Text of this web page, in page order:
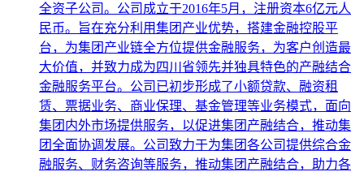
全资子公司。公司成立于2016年5月，注册资本6亿元人
民币。旨在充分利用集团产业优势，搭建金融控股平
台，为集团产业链全方位提供金融服务，为客户创造最
大价值，并致力成为四川省领先并独具特色的产融结合
金融服务平台。公司已初步形成了小额贷款、融资租
赁、票据业务、商业保理、基金管理等业务模式，面向
集团内外市场提供服务，以促进集团产融结合，推动集
团全面协调发展。公司致力于为集团各公司提供综合金
融服务、财务咨询等服务，推动集团产融结合，助力各